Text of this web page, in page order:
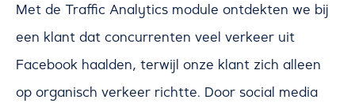
Met de Traffic Analytics module ontdekten we bij
een klant dat concurrenten veel verkeer uit
Facebook haalden, terwijl onze klant zich alleen
op organisch verkeer richtte. Door social media